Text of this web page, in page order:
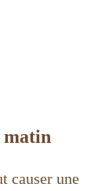
matin
causer une